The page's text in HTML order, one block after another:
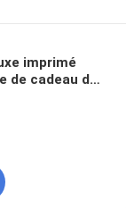
imprimé
de cadeau de